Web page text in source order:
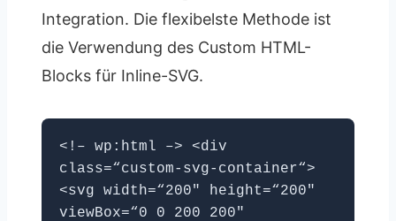
Integration. Die flexibelste Methode ist
die Verwendung des Custom HTML-
Blocks für Inline-SVG.
<!– wp:html –> <div
class=“custom-svg-container“>
<svg width=“200″ height=“200″
viewBox=“0 0 200 200″